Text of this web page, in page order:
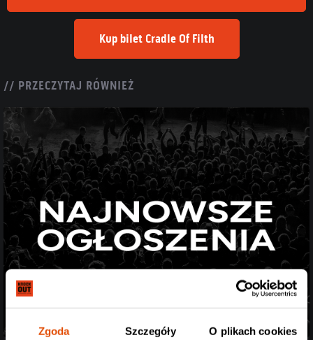
Zgoda Szczegóły O plikach cookies
Kup bilet Cradle Of Filth
// PRZECZYTAJ RÓWNIEŻ